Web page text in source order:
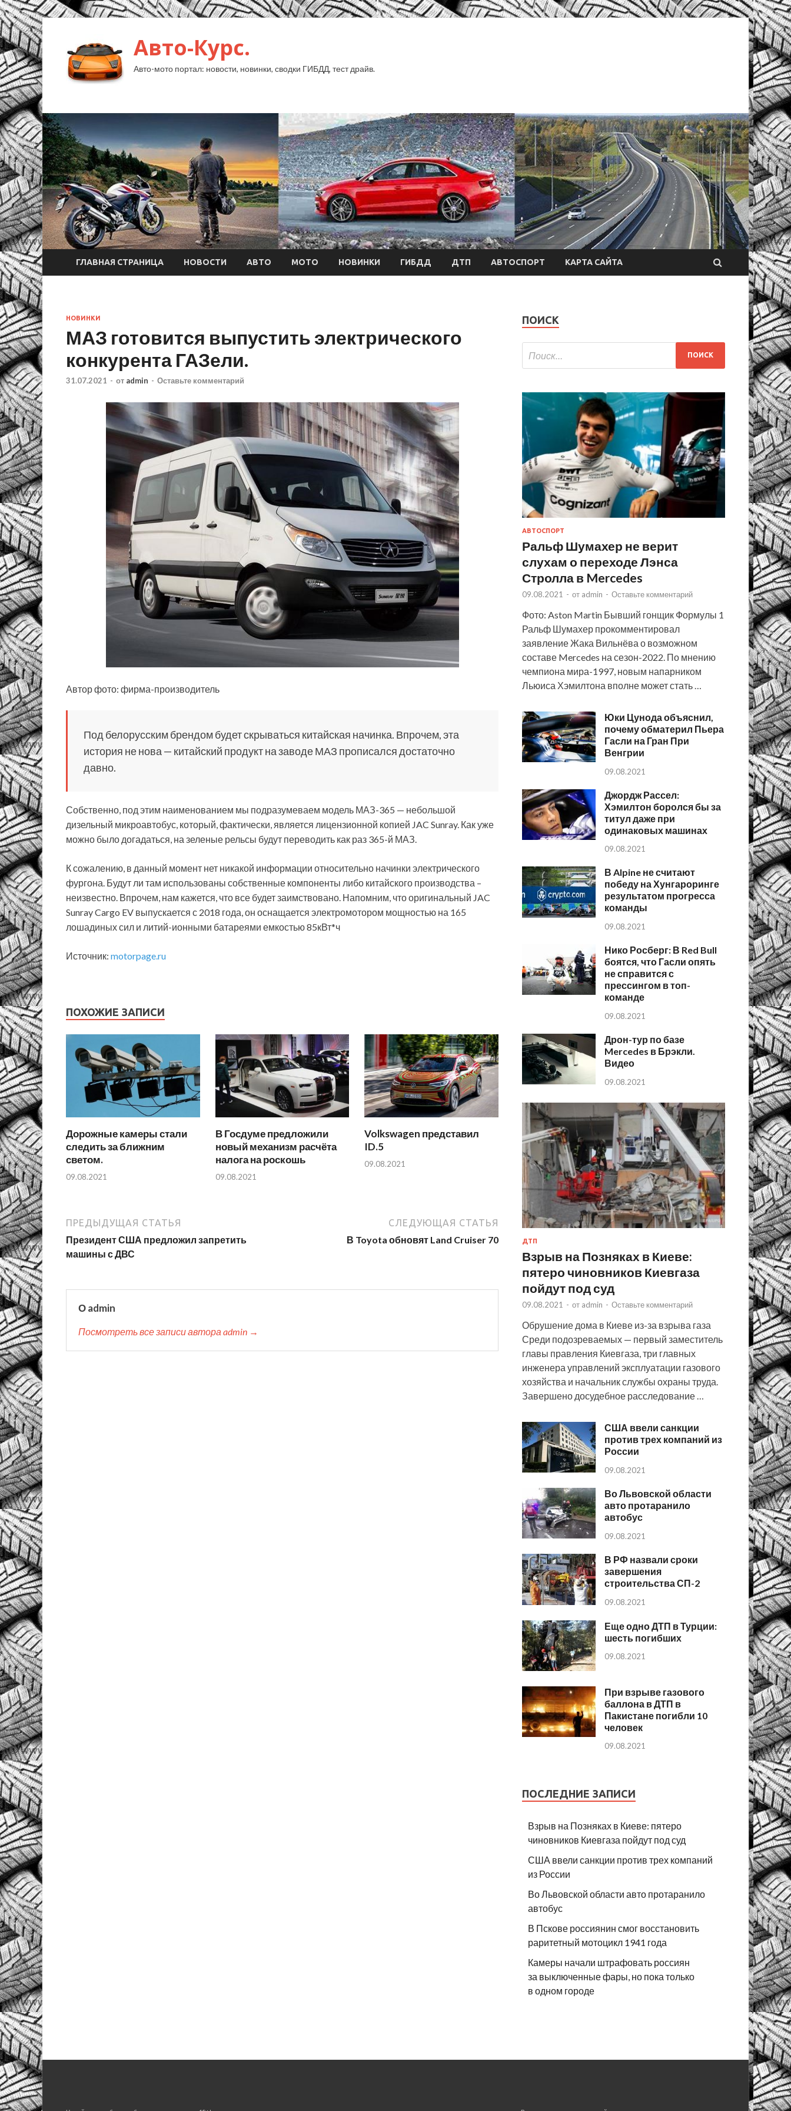
Авто-Курс.
Авто-мото портал: новости, новинки, сводки ГИБДД, тест драйв.
ГЛАВНАЯ СТРАНИЦА НОВОСТИ АВТО МОТО НОВИНКИ ГИБДД ДТП АВТОСПОРТ КАРТА САЙТА
НОВИНКИ
МАЗ готовится выпустить электрического
конкурента ГАЗели.
31.07.2021 - от admin - Оставьте комментарий
Автор фото: фирма-производитель
Под белорусским брендом будет скрываться китайская начинка. Впрочем, эта
история не нова — китайский продукт на заводе МАЗ прописался достаточно
давно.
Собственно, под этим наименованием мы подразумеваем модель МАЗ-365 — небольшой
дизельный микроавтобус, который, фактически, является лицензионной копией JAC Sunray. Как уже
можно было догадаться, на зеленые рельсы будут переводить как раз 365-й МАЗ.
К сожалению, в данный момент нет никакой информации относительно начинки электрического
фургона. Будут ли там использованы собственные компоненты либо китайского производства –
неизвестно. Впрочем, нам кажется, что все будет заимствовано. Напомним, что оригинальный JAC
Sunray Cargo EV выпускается с 2018 года, он оснащается электромотором мощностью на 165
лошадиных сил и литий-ионными батареями емкостью 85кВт*ч
Источник: motorpage.ru
ПОХОЖИЕ ЗАПИСИ
Дорожные камеры стали
следить за ближним
светом.
09.08.2021
В Госдуме предложили
новый механизм расчёта
налога на роскошь
09.08.2021
Volkswagen представил
ID.5
09.08.2021
ПРЕДЫДУЩАЯ СТАТЬЯ
Президент США предложил запретить
машины с ДВС
СЛЕДУЮЩАЯ СТАТЬЯ
В Toyota обновят Land Cruiser 70
О admin
Посмотреть все записи автора admin →
ПОИСК
АВТОСПОРТ
Ральф Шумахер не верит
слухам о переходе Лэнса
Стролла в Mercedes
09.08.2021 - от admin - Оставьте комментарий
Фото: Aston Martin Бывший гонщик Формулы 1
Ральф Шумахер прокомментировал
заявление Жака Вильнёва о возможном
составе Mercedes на сезон-2022. По мнению
чемпиона мира-1997, новым напарником
Льюиса Хэмилтона вполне может стать …
Юки Цунода объяснил,
почему обматерил Пьера
Гасли на Гран При
Венгрии
09.08.2021
Джордж Рассел:
Хэмилтон боролся бы за
титул даже при
одинаковых машинах
09.08.2021
В Alpine не считают
победу на Хунгароринге
результатом прогресса
команды
09.08.2021
Нико Росберг: В Red Bull
боятся, что Гасли опять
не справится с
прессингом в топ-
команде
09.08.2021
Дрон-тур по базе
Mercedes в Брэкли.
Видео
09.08.2021
ДТП
Взрыв на Позняках в Киеве:
пятеро чиновников Киевгаза
пойдут под суд
09.08.2021 - от admin - Оставьте комментарий
Обрушение дома в Киеве из-за взрыва газа
Среди подозреваемых — первый заместитель
главы правления Киевгаза, три главных
инженера управлений эксплуатации газового
хозяйства и начальник службы охраны труда.
Завершено досудебное расследование …
США ввели санкции
против трех компаний из
России
09.08.2021
Во Львовской области
авто протаранило
автобус
09.08.2021
В РФ назвали сроки
завершения
строительства СП-2
09.08.2021
Еще одно ДТП в Турции:
шесть погибших
09.08.2021
При взрыве газового
баллона в ДТП в
Пакистане погибли 10
человек
09.08.2021
ПОСЛЕДНИЕ ЗАПИСИ
Взрыв на Позняках в Киеве: пятеро
чиновников Киевгаза пойдут под суд
США ввели санкции против трех компаний
из России
Во Львовской области авто протаранило
автобус
В Пскове россиянин смог восстановить
раритетный мотоцикл 1941 года
Камеры начали штрафовать россиян
за выключенные фары, но пока только
в одном городе